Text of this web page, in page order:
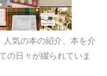
気の本の紹介、本を介
の日々が綴られていま